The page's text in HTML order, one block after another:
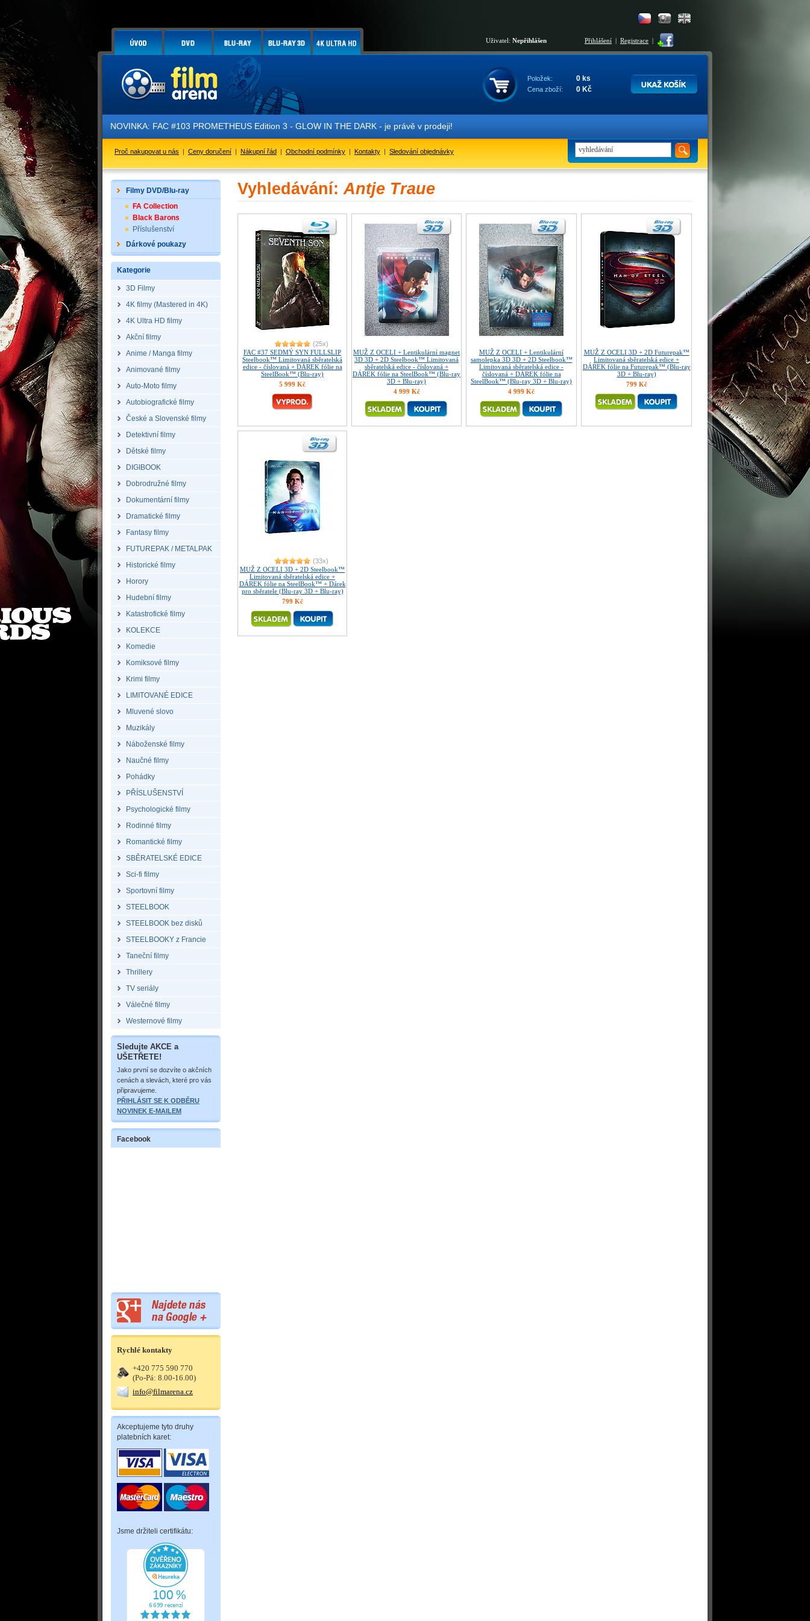
Uživatel: Nepřihlášen Přihlášení | Registrace |
Položek: 0 ks
Cena zboží: 0 Kč
NOVINKA: FAC #103 PROMETHEUS Edition 3 - GLOW IN THE DARK - je právě v prodeji!
Proč nakupovat u nás | Ceny doručení | Nákupní řád | Obchodní podmínky | Kontakty | Sledování objednávky
Filmy DVD/Blu-ray
FA Collection
Black Barons
Příslušenství
Dárkové poukazy
Kategorie
3D Filmy
4K filmy (Mastered in 4K)
4K Ultra HD filmy
Akční filmy
Anime / Manga filmy
Animované filmy
Auto-Moto filmy
Autobiografické filmy
České a Slovenské filmy
Detektivní filmy
Dětské filmy
DIGIBOOK
Dobrodružné filmy
Dokumentární filmy
Dramatické filmy
Fantasy filmy
FUTUREPAK / METALPAK
Historické filmy
Horory
Hudební filmy
Katastrofické filmy
KOLEKCE
Komedie
Komiksové filmy
Krimi filmy
LIMITOVANÉ EDICE
Mluvené slovo
Muzikály
Náboženské filmy
Naučné filmy
Pohádky
PŘÍSLUŠENSTVÍ
Psychologické filmy
Rodinné filmy
Romantické filmy
SBĚRATELSKÉ EDICE
Sci-fi filmy
Sportovní filmy
STEELBOOK
STEELBOOK bez disků
STEELBOOKY z Francie
Taneční filmy
Thrillery
TV seriály
Válečné filmy
Westernové filmy
Sledujte AKCE a
UŠETŘETE!
Jako první se dozvíte o akčních
cenách a slevách, které pro vás
připravujeme.
PŘIHLÁSIT SE K ODBĚRU
NOVINEK E-MAILEM
Facebook
Rychlé kontakty
+420 775 590 770
(Po-Pá: 8.00-16.00)
info@filmarena.cz
Akceptujeme tyto druhy
platebních karet:
Jsme držiteli certifikátu:
Vyhledávání:Antje Traue
(25x)
FAC #37 SEDMÝ SYN FULLSLIP
Steelbook™ Limitovaná sběratelská
edice - číslovaná + DÁREK fólie na
SteelBook™ (Blu-ray)
5 999 Kč
MUŽ Z OCELI + Lentikulární magnet
3D 3D + 2D Steelbook™ Limitovaná
sběratelská edice - číslovaná +
DÁREK fólie na SteelBook™ (Blu-ray
3D + Blu-ray)
4 999 Kč
MUŽ Z OCELI + Lentikulární
samolepka 3D 3D + 2D Steelbook™
Limitovaná sběratelská edice -
číslovaná + DÁREK fólie na
SteelBook™ (Blu-ray 3D + Blu-ray)
4 999 Kč
MUŽ Z OCELI 3D + 2D Futurepak™
Limitovaná sběratelská edice +
DÁREK fólie na Futurepak™ (Blu-ray
3D + Blu-ray)
799 Kč
(33x)
MUŽ Z OCELI 3D + 2D Steelbook™
Limitovaná sběratelská edice +
DÁREK fólie na SteelBook™ + Dárek
pro sběratele (Blu-ray 3D + Blu-ray)
799 Kč